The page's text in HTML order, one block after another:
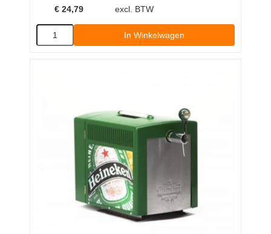
€ 24,79 excl. BTW
In Winkelwagen